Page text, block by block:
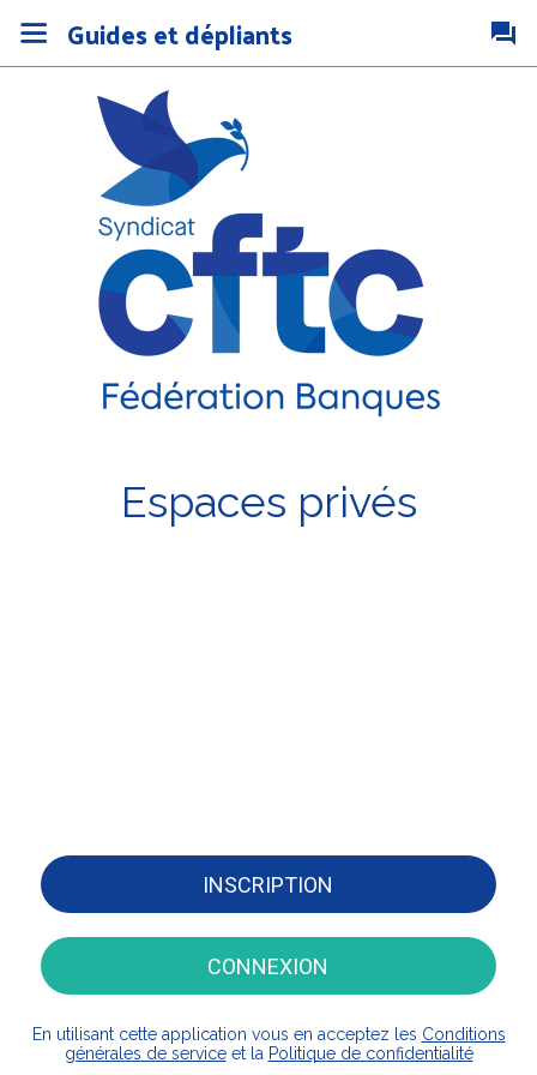
Guides et dépliants
Espaces privés
INSCRIPTION
CONNEXION
En utilisant cette application vous en acceptez les Conditions
générales de serviceet la Politique de confidentialité